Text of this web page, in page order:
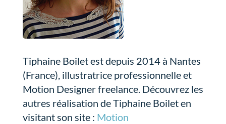
Tiphaine Boilet est depuis 2014 à Nantes
(France), illustratrice professionnelle et
Motion Designer freelance. Découvrez les
autres réalisation de Tiphaine Boilet en
visitant son site : Motion